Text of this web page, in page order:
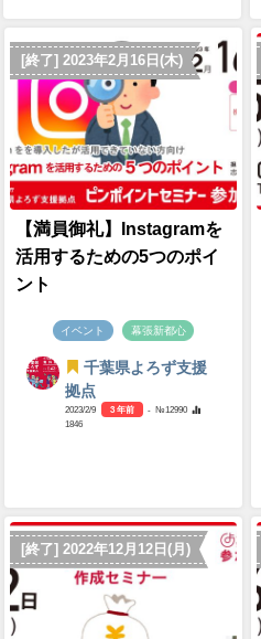
[終了] 2023年2月16日(木)
【満員御礼】Instagramを
活用するための5つのポイ
ント
イベント 幕張新都心
千葉県よろず支援
拠点
2023/2/9 3 年前
- №12990
1846
[終了] 2022年12月12日(月)